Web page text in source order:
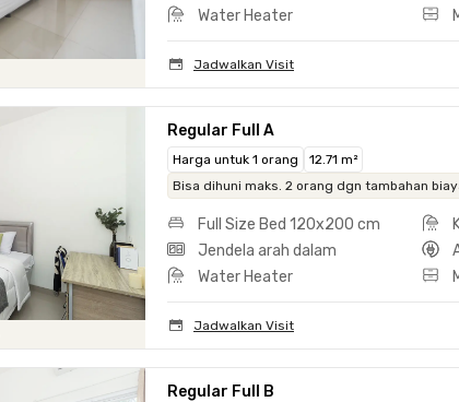
Water Heater
Jadwalkan Visit
Regular Full A
Harga untuk 1 orang
12.71 m²
Bisa dihuni maks. 2 orang dgn tambahan
Full Size Bed 120x200 cm
Jendela arah dalam
Water Heater
Jadwalkan Visit
Regular Full B